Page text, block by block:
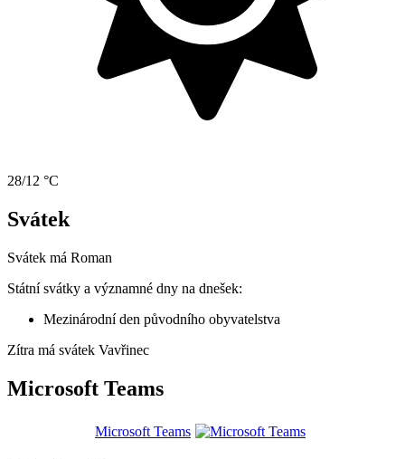
28/12 °C
Svátek
Svátek má Roman
Státní svátky a významné dny na dnešek:
Mezinárodní den původního obyvatelstva
Zítra má svátek Vavřinec
Microsoft Teams
Microsoft Teams